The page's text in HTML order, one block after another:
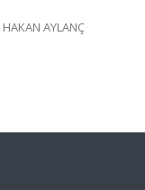
HAKAN AYLANÇ